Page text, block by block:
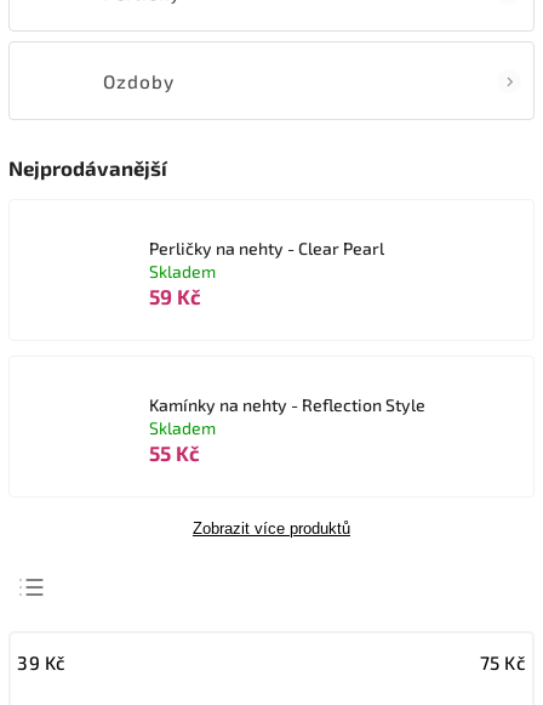
Ozdoby
Nejprodávanější
Perličky na nehty - Clear Pearl
Skladem
59 Kč
Kamínky na nehty - Reflection Style
Skladem
55 Kč
Zobrazit více produktů
39 Kč 75 Kč